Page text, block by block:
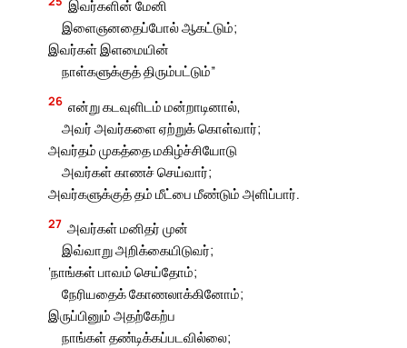
இவர்களின் மேனி
இளைஞனதைப்போல் ஆகட்டும்;
இவர்கள் இளமையின்
நாள்களுக்குத் திரும்பட்டும்”
26 என்று கடவுளிடம் மன்றாடினால்,
அவர் அவர்களை ஏற்றுக் கொள்வார்;
அவர்தம் முகத்தை மகிழ்ச்சியோடு
அவர்கள் காணச் செய்வார்;
அவர்களுக்குத் தம் மீட்பை மீண்டும் அளிப்பார்.
27 அவர்கள் மனிதர் முன்
இவ்வாறு அறிக்கையிடுவர்;
‘நாங்கள் பாவம் செய்தோம்;
நேரியதைக் கோணலாக்கினோம்;
இருப்பினும் அதற்கேற்ப
நாங்கள் தண்டிக்கப்படவில்லை;